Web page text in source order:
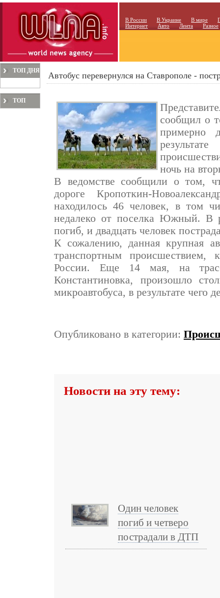
В России В Украине В мире
Интернет
Авто Лента Разное
ТОП ДНЯ
ТОП
Автобус перевернулся на Ставрополе -
сообщил о
примерно
ночь на
В ведомстве сообщили о том,
дороге Кропоткин-
находилось 46 человек, в том
недалеко от поселка Южный. В
погиб, и двадцать человек
К сожалению, данная крупная
транспортным
России. Еще 14 мая, на
Константиновка, произошло
микроавтобуса, в результате чего
Опубликовано в категории:
Новости на эту тему:
Один человек
погиб и четверо
пострадали в ДТП